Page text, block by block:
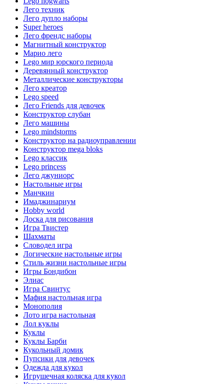
Лего техник
Лего дупло наборы
Super heroes
Лего френдс наборы
Магнитный конструктор
Марио лего
Lego мир юрского периода
Деревянный конструктор
Металлические конструкторы
Лего креатор
Lego speed
Лего Friends для девочек
Конструктор слубан
Лего машины
Lego mindstorms
Конструктор на радиоуправлении
Конструктор mega bloks
Lego классик
Lego princess
Лего джуниорс
Настольные игры
Манчкин
Имаджинариум
Hobby world
Доска для рисования
Игра Твистер
Шахматы
Словодел игра
Логические настольные игры
Стиль жизни настольные игры
Игры Бондибон
Элиас
Игра Свинтус
Мафия настольная игра
Монополия
Лото игра настольная
Лол куклы
Куклы
Куклы Барби
Кукольный домик
Пупсики для девочек
Одежда для кукол
Игрушечная коляска для кукол